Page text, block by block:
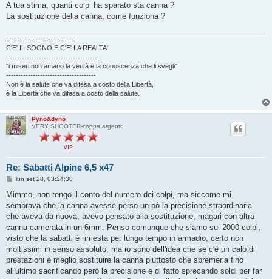
A tua stima, quanti colpi ha sparato sta canna ?
La sostituzione della canna, come funziona ?
C'E' IL SOGNO E C'E' LA REALTA'
--------------------------------------
"i miseri non amano la verità e la conoscenza che li svegli"
-------------------------------------
Non è la salute che va difesa a costo della Libertà,
è la Libertà che va difesa a costo della salute.
Pyno&dyno
VERY SHOOTER-coppa argento
Re: Sabatti Alpine 6,5 x47
M
s
a
g
i
o
lun set 28, 03:24:30
Mimmo, non tengo il conto del numero dei colpi, ma siccome mi
sembrava che la canna avesse perso un pò la precisione straordinaria
che aveva da nuova, avevo pensato alla sostituzione, magari con altra
canna camerata in un 6mm. Penso comunque che siamo sui 2000 colpi,
visto che la sabatti è rimesta per lungo tempo in armadio, certo non
moltissimi in senso assoluto, ma io sono dell'idea che se c'è un calo di
prestazioni è meglio sostituire la canna piuttosto che spremerla fino
all'ultimo sacrificando però la precisione e di fatto sprecando soldi per far